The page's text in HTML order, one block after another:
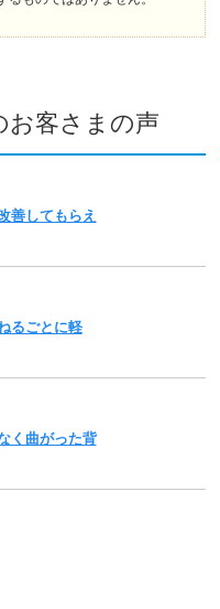
お客さまの声
善してもらえ
るごとに軽
く曲がった背